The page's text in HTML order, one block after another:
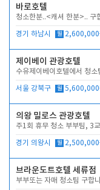
바로호텔
청소한분..<캐셔 한분>.. 구
경기 하남시 월 2,600,000
제이베이 관광호텔
수유제이베이호텔에서 청소
서울 강북구 월 5,600,000
의왕 밀로스 관광호텔
주1회 휴무 청소 부부팀, 3
경기 의왕시 월 2,500,000
브라운도트호텔 세류점
부부또는 자매 청소팀 구합